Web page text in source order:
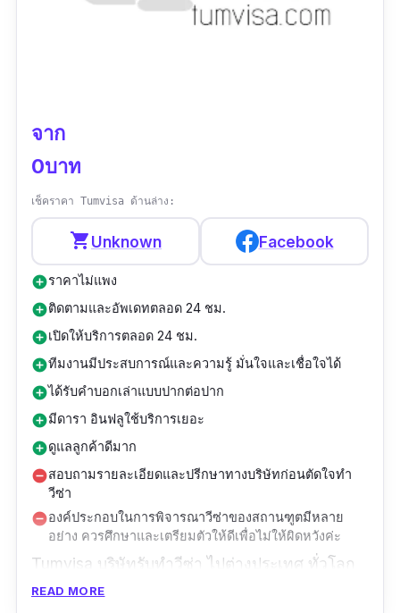
เบอร์โทร :
เวลาทำการ :
รีวิว : “ทำวีซ่าไปเยี่ยมเยือนเเฟนประเทศ
ออสเตรเลีย ค่ะ ทางบริษัทดูเเลเป็นอย่างดี ตั้งเเต่
การอธิบายรายละเอียด เเละติดตามคอยเเจ้งทุก
อย่าง ทำให้รู้สึกประทับใจ เเละในครั้งต่อไป ดิฉันก็
จะกลับมาใช้บริการอีกครั้งค่ะ”
จาก
0บาท
เช็คราคา Tumvisa ด้านล่าง:
shopping_cartUnknown Facebook
add_circleราคาไม่แพง
add_circleติดตามและอัพเดทตลอด 24 ชม.
add_circleเปิดให้บริการตลอด 24 ชม.
add_circleทีมงานมีประสบการณ์และความรู้ มั่นใจและเชื่อใจได้
add_circleได้รับคำบอกเล่าแบบปากต่อปาก
add_circleมีดารา อินฟลูใช้บริการเยอะ
add_circleดูแลลูกค้าดีมาก
remove_circleสอบถามรายละเอียดและปรีกษาทางบริษัทก่อนตัดใจทำ
วีซ่า
remove_circleองค์ประกอบในการพิจารณาวีซ่าของสถานฑูตมีหลาย
อย่าง ควรศึกษาและเตรียมตัวให้ดีเพื่อไม่ให้ผิดหวังค่ะ
Tumvisa บริษัทรับทําวีซ่า ไปต่างประเทศ ทั่วโลก
พร้อมให้บริการตลอด 24 ชม. จดทะเบียนถูกต้อง
READ MORE